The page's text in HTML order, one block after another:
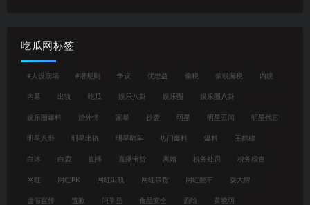
吃瓜网标签
#人设崩塌 #潜规则 争议 优思益 偷税 偷税漏税 内娱
内幕 出轨 吃瓜 娱乐八卦 娱乐圈 娱乐圈八卦
娱乐圈爆料 婚外情 家暴 抄袭 明星 明星丑闻 明星代言
明星八卦 明星出轨 明星翻车 热门爆料 爆料 王鹤棣
白冰 白鹿 直播 直播带货 离婚 税务处罚 税务稽查
网红 网红PK 网红出轨 网红带货 网红翻车 耍大牌
虚假宣传 道歉 闫学晶 食品安全 鹿晗 黄晓明